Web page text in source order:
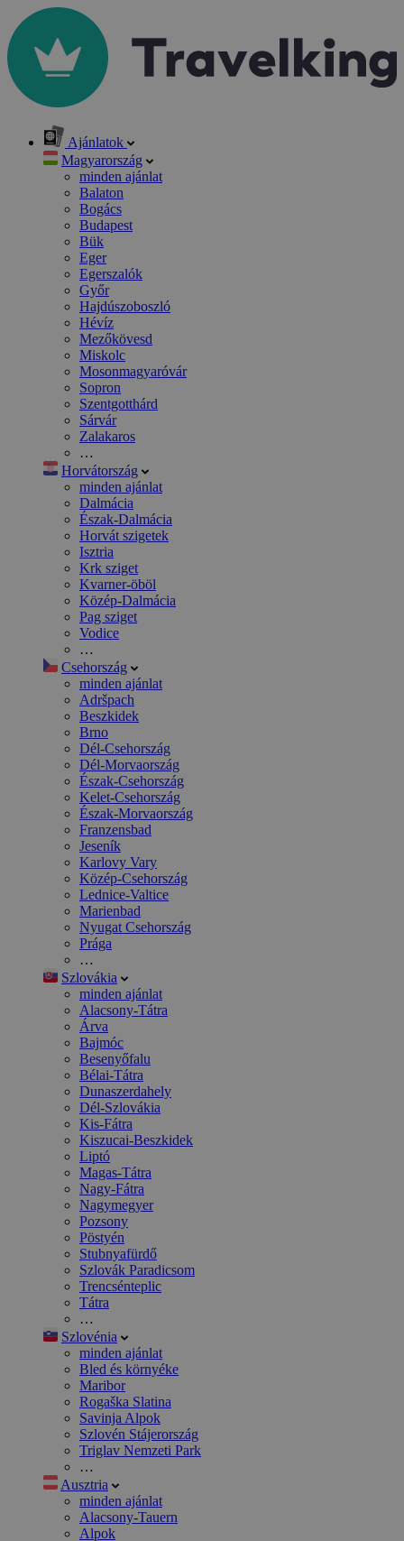
Ajánlatok
Magyarország
minden ajánlat
Balaton
Bogács
Budapest
Bük
Eger
Egerszalók
Győr
Hajdúszoboszló
Hévíz
Mezőkövesd
Miskolc
Mosonmagyaróvár
Sopron
Szentgotthárd
Sárvár
Zalakaros
…
Horvátország
minden ajánlat
Dalmácia
Észak-Dalmácia
Horvát szigetek
Isztria
Krk sziget
Kvarner-öböl
Közép-Dalmácia
Pag sziget
Vodice
…
Csehország
minden ajánlat
Adršpach
Beszkidek
Brno
Dél-Csehország
Dél-Morvaország
Észak-Csehország
Kelet-Csehország
Észak-Morvaország
Franzensbad
Jeseník
Karlovy Vary
Közép-Csehország
Lednice-Valtice
Marienbad
Nyugat Csehország
Prága
…
Szlovákia
minden ajánlat
Alacsony-Tátra
Árva
Bajmóc
Besenyőfalu
Bélai-Tátra
Dunaszerdahely
Dél-Szlovákia
Kis-Fátra
Kiszucai-Beszkidek
Liptó
Magas-Tátra
Nagy-Fátra
Nagymegyer
Pozsony
Pöstyén
Stubnyafürdő
Szlovák Paradicsom
Trencsénteplic
Tátra
…
Szlovénia
minden ajánlat
Bled és környéke
Maribor
Rogaška Slatina
Savinja Alpok
Szlovén Stájerország
Triglav Nemzeti Park
…
Ausztria
minden ajánlat
Alacsony-Tauern
Alpok